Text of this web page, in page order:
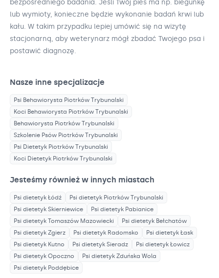
bezpośredniego badania. Jeśli Twój pies ma np. biegunkę
lub wymioty, konieczne będzie wykonanie badań krwi lub
kału. W takim przypadku lepiej umówić się na wizytę
stacjonarną, aby weterynarz mógł zbadać Twojego psa i
postawić diagnozę.
Nasze inne specjalizacje
Psi Behawiorysta Piotrków Trybunalski
Koci Behawiorysta Piotrków Trybunalski
Behawiorysta Piotrków Trybunalski
Szkolenie Psów Piotrków Trybunalski
Psi Dietetyk Piotrków Trybunalski
Koci Dietetyk Piotrków Trybunalski
Jesteśmy również w innych miastach
Psi dietetyk Łódź Psi dietetyk Piotrków Trybunalski
Psi dietetyk Skierniewice Psi dietetyk Pabianice
Psi dietetyk Tomaszów Mazowiecki Psi dietetyk Bełchatów
Psi dietetyk Zgierz Psi dietetyk Radomsko Psi dietetyk Łask
Psi dietetyk Kutno Psi dietetyk Sieradz Psi dietetyk Łowicz
Psi dietetyk Opoczno Psi dietetyk Zduńska Wola
Psi dietetyk Poddębice